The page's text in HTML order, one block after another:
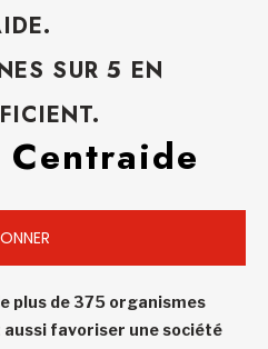
SUR 5 EN
plus de 375 organismes
aussi favoriser une société